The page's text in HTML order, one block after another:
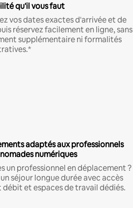
qu'il vous faut
vos dates exactes d'arrivée et de
réservez facilement en ligne, sans
supplémentaire ni formalités
adaptés aux professionnels
numériques
un professionnel en déplacement ?
séjour longue durée avec accès
et espaces de travail dédiés.